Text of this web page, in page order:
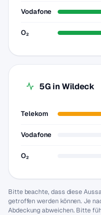
Vodafone
O₂
5G in Wildeck
Telekom
Vodafone
O₂
Bitte beachte, dass diese
getroffen werden können. Je
Abdeckung abweichen. Bitte